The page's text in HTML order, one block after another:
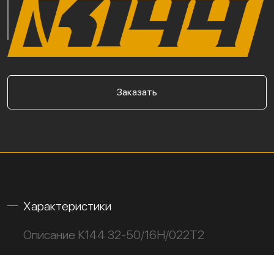
Заказать
Характеристики
Описание К144 32-50/16Н/022Т2